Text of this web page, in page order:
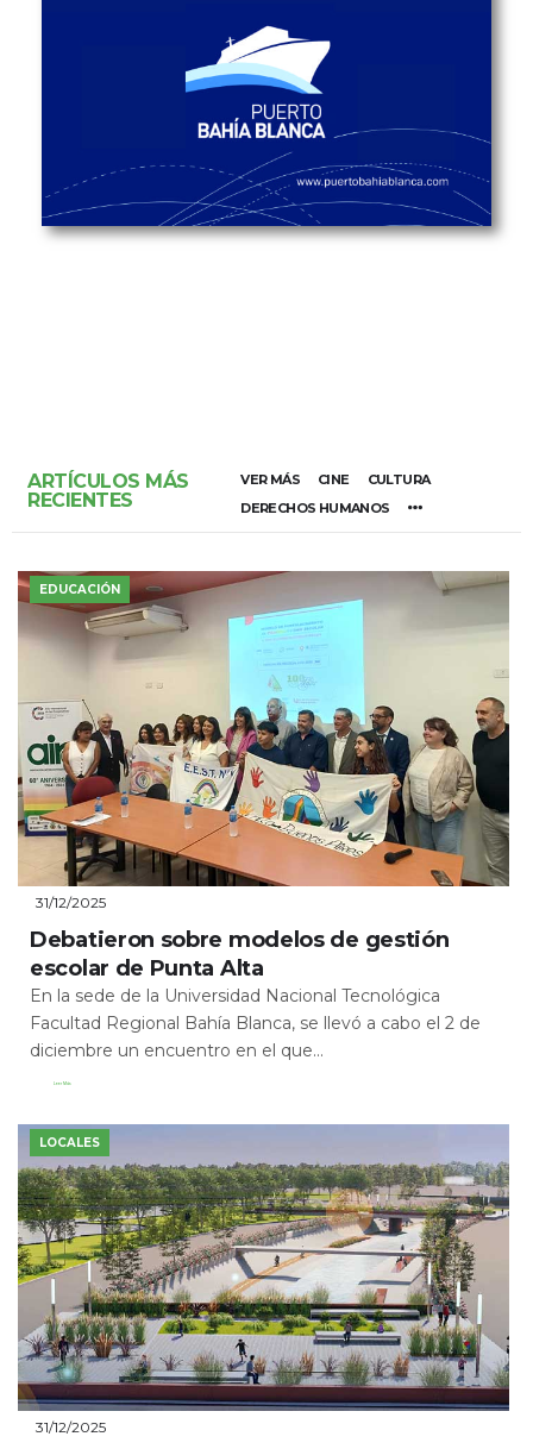
ARTÍCULOS MÁS
RECIENTES
VER MÁS CINE
CULTURA
DERECHOS HUMANOS
EDUCACIÓN
31/12/2025
Debatieron sobre modelos de gestión
escolar de Punta Alta
En la sede de la Universidad Nacional Tecnológica
Facultad Regional Bahía Blanca, se llevó a cabo el 2 de
diciembre un encuentro en el que...
Leer Más
LOCALES
31/12/2025